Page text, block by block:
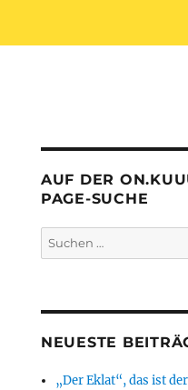
AUF DER
PAGE-SUCHE
Suchen
nach:
NEUESTE
„Der Eklat“, das ist